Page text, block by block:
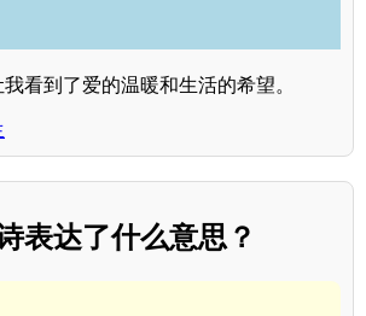
看到了爱的温暖和生活的希望。
表达了什么意思？